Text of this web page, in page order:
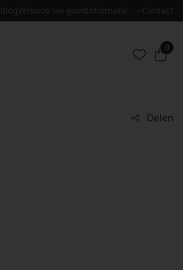
BlogVerkoop uw goudInformatie Contact
0
Delen